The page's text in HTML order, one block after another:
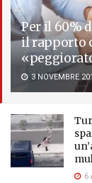
Per il 60%
il rapporto
3 NOVEMBRE
6